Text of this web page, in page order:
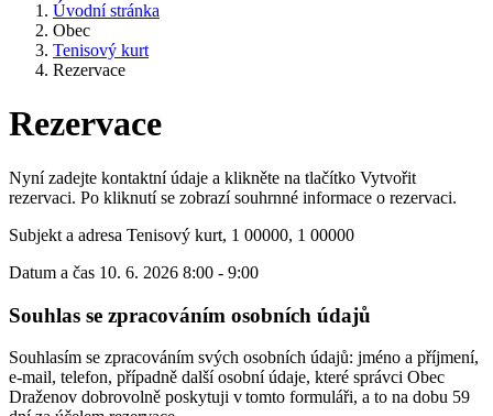
Úvodní stránka
Obec
Tenisový kurt
Rezervace
Rezervace
Nyní zadejte kontaktní údaje a klikněte na tlačítko Vytvořit
rezervaci. Po kliknutí se zobrazí souhrnné informace o rezervaci.
Subjekt a adresa Tenisový kurt, 1 00000, 1 00000
Datum a čas 10. 6. 2026 8:00 - 9:00
Souhlas se zpracováním osobních údajů
Souhlasím se zpracováním svých osobních údajů: jméno a příjmení,
e-mail, telefon, případně další osobní údaje, které správci Obec
Draženov dobrovolně poskytuji v tomto formuláři, a to na dobu 59